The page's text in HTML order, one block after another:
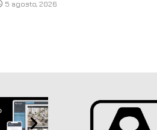
5 agosto, 2026